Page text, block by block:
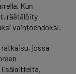
Kun
räätälöity
vaihtoehdoksi.
jossa
lisälaitteita,